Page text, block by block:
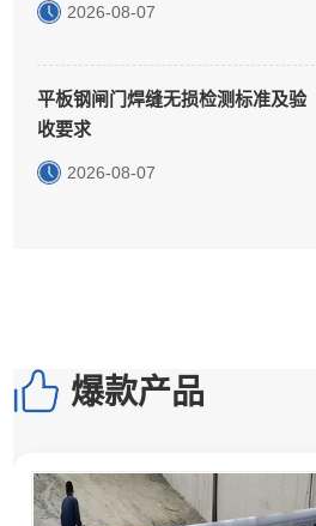
2026-08-07
平板钢闸门焊缝无损检测标准及验
收要求
2026-08-07
爆款产品